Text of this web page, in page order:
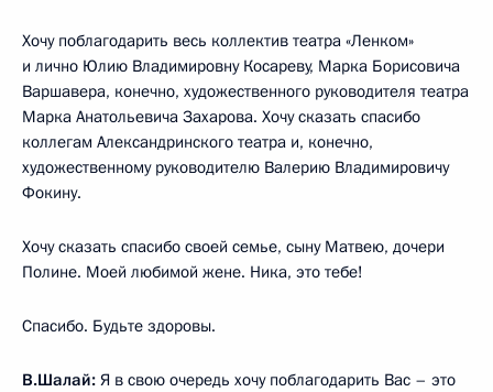
Хочу поблагодарить весь коллектив театра «Ленком»
и лично Юлию Владимировну Косареву, Марка Борисовича
Варшавера, конечно, художественного руководителя театра
Марка Анатольевича Захарова. Хочу сказать спасибо
коллегам Александринского театра и, конечно,
художественному руководителю Валерию Владимировичу
Фокину.
Хочу сказать спасибо своей семье, сыну Матвею, дочери
Полине. Моей любимой жене. Ника, это тебе!
Спасибо. Будьте здоровы.
В.Шалай: Я в свою очередь хочу поблагодарить Вас – это